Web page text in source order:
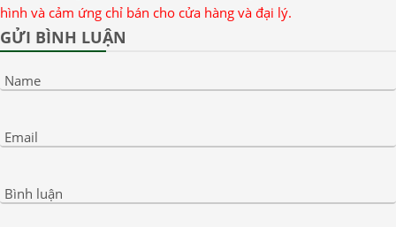
hình và cảm ứng chỉ bán cho cửa hàng và đại lý.
GỬI BÌNH LUẬN
Name
Email
Bình luận